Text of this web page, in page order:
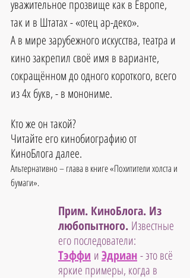
уважительное прозвище как в Европе,
так и в Штатах - «отец ар-деко».
А в мире зарубежного искусства, театра и
кино закрепил своё имя в варианте,
сокращённом до одного короткого, всего
из 4х букв, - в монониме.
Кто же он такой?
Читайте его кинобиографию от
КиноБлога далее.
Альтернативно – глава в книге «Похитители холста и
бумаги».
Прим. КиноБлога. Из
любопытного. Известные
его последователи:
Тэффи и Эдриан - это всё
яркие примеры, когда в